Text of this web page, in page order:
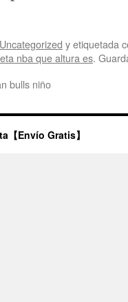
Uncategorized y etiquetada
nba que altura es.
bulls niño
【Envío Gratis】